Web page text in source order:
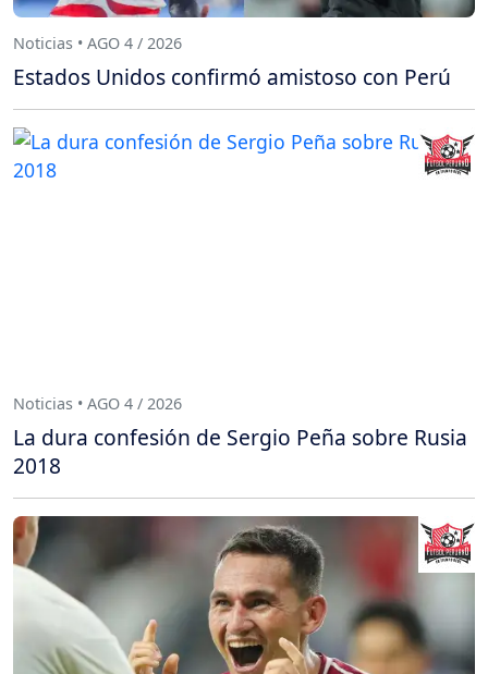
Noticias • AGO 4 / 2026
Estados Unidos confirmó amistoso con Perú
Noticias • AGO 4 / 2026
La dura confesión de Sergio Peña sobre Rusia
2018